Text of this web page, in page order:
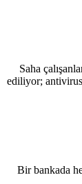
Saha
ediliyor;
Bir bankada